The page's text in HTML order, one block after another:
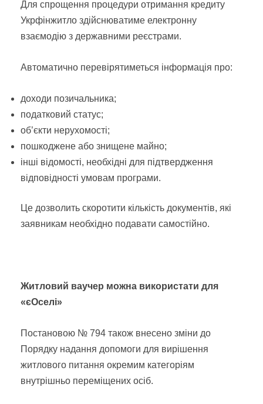
Для спрощення процедури отримання кредиту
Укрфінжитло здійснюватиме електронну
взаємодію з державними реєстрами.
Автоматично перевірятиметься інформація про:
доходи позичальника;
податковий статус;
об’єкти нерухомості;
пошкоджене або знищене майно;
інші відомості, необхідні для підтвердження
відповідності умовам програми.
Це дозволить скоротити кількість документів, які
заявникам необхідно подавати самостійно.
Житловий ваучер можна використати для
«єОселі»
Постановою № 794 також внесено зміни до
Порядку надання допомоги для вирішення
житлового питання окремим категоріям
внутрішньо переміщених осіб.